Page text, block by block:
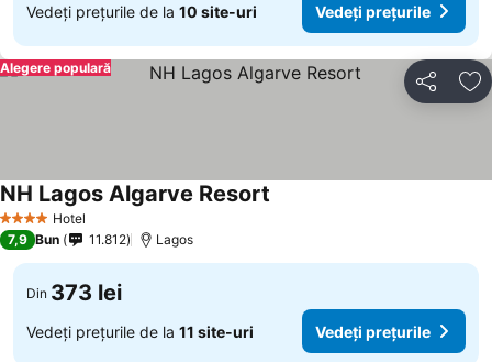
Vedeți prețurile de la 10 site-uri Vedeți prețurile
Distribuiți
Alegere populară
4 Stele Hotel
NH Lagos Algarve Resort
7,9 Bun 11.812 Lagos
Din 373 lei
Vedeți prețurile de la 11 site-uri Vedeți prețurile